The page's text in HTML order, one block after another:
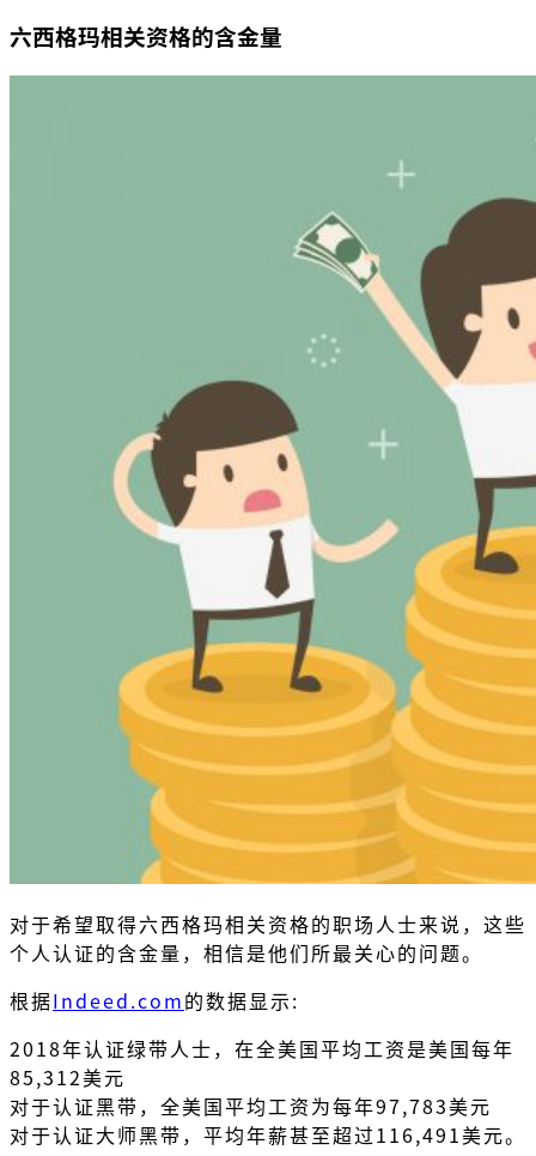
六西格玛相关资格的含金量
对于希望取得六西格玛相关资格的职场人士来说，这些
个人认证的含金量，相信是他们所最关心的问题。
根据Indeed.com的数据显示:
2018年认证绿带人士，在全美国平均工资是美国每年
85,312美元
对于认证黑带，全美国平均工资为每年97,783美元
对于认证大师黑带，平均年薪甚至超过116,491美元。